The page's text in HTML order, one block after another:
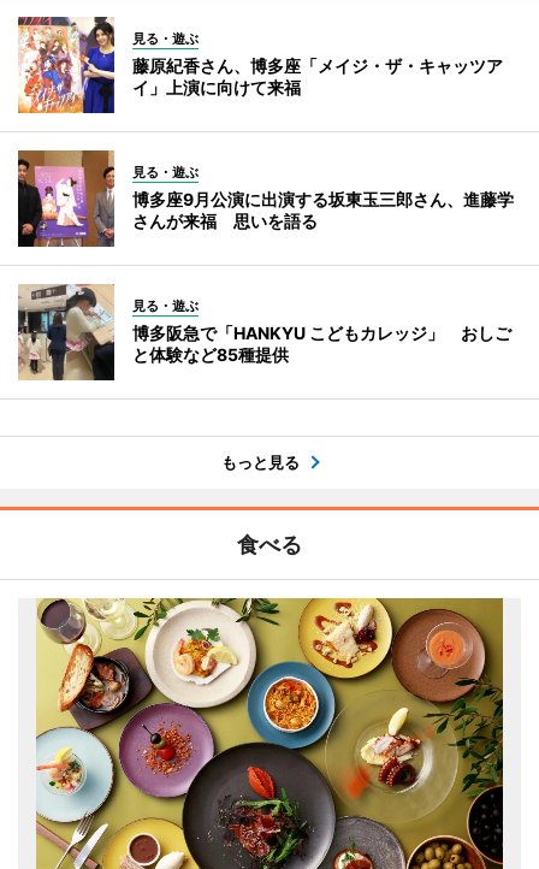
見る・遊ぶ
藤原紀香さん、博多座「メイジ・ザ・キャッツア
イ」上演に向けて来福
見る・遊ぶ
博多座9月公演に出演する坂東玉三郎さん、進藤学
さんが来福 思いを語る
見る・遊ぶ
博多阪急で「HANKYU こどもカレッジ」 おしご
と体験など85種提供
もっと見る
食べる